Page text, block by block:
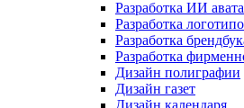
Разработка ИИ
Разработка
Разработка
Разработка
Дизайн полиграфии
Дизайн газет
Дизайн календаря